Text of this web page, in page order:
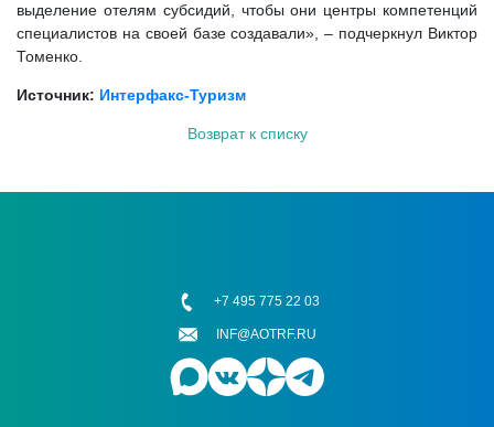
выделение отелям субсидий, чтобы они центры компетенций
специалистов на своей базе создавали», – подчеркнул Виктор
Томенко.
Источник: Интерфакс-Туризм
Возврат к списку
+7 495 775 22 03
INF@AOTRF.RU